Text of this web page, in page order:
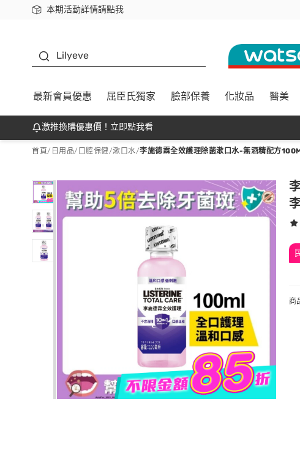
本期活動詳情請點我
下載app最高回饋$350
Lilyeve
最新會員優惠 屈臣氏獨家 臉部保養 化妝品 醫美
激推換購優惠價！立即點我看
首頁/ 日用品/ 口腔保健/漱口水/李施德霖全效護理除菌漱口水-無酒精配方
商